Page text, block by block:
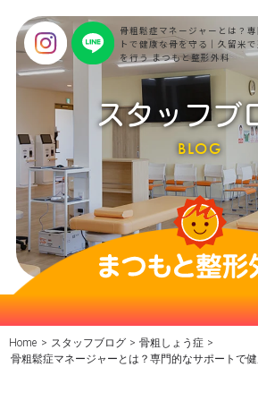
骨粗鬆症マネージャーとは？
トで健康な骨を守る｜久留米
を行う まつもと整形外科
スタッフブ
BLOG
Home > スタッフブログ > 骨粗しょう症 >
骨粗鬆症マネージャーとは？専門的なサポートで